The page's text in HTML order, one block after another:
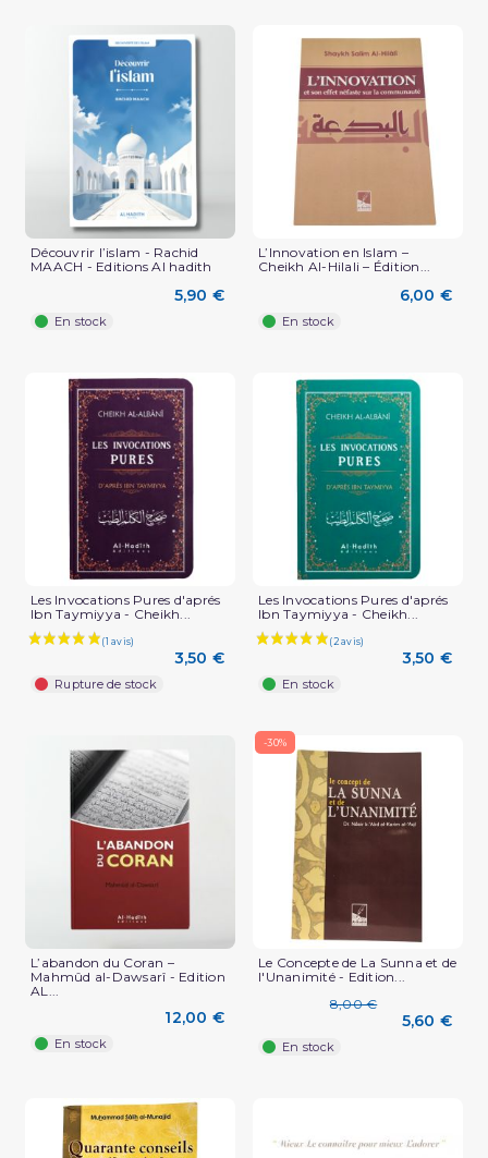
(2 avis)
Découvrir l’islam - Rachid
MAACH - Editions Al hadith
5,90 €
En stock
L’Innovation en Islam –
Cheikh Al-Hilali – Édition...
6,00 €
En stock
Les Invocations Pures d'aprés
Ibn Taymiyya - Cheikh...
3,50 €
Rupture de stock
Les Invocations Pures d'aprés
Ibn Taymiyya - Cheikh...
3,50 €
En stock
L’abandon du Coran –
Mahmûd al-Dawsarî - Edition
AL...
12,00 €
En stock
-30%
Le Concepte de La Sunna et de
l'Unanimité - Edition...
8,00 €
5,60 €
En stock